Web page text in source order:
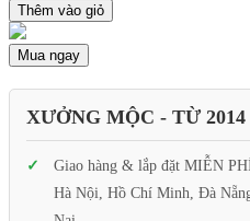
Thêm vào giỏ
Mua ngay
XƯỞNG MỘC - TỪ 2014
Giao hàng & lắp đặt MIỄN
Hà Nội, Hồ Chí Minh, Đà